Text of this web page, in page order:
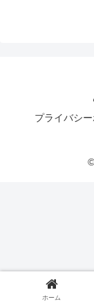
プライバシ
ホーム